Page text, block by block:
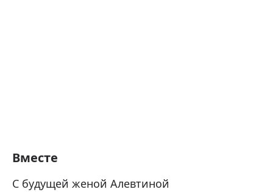
Вместе
С будущей женой Алевтиной